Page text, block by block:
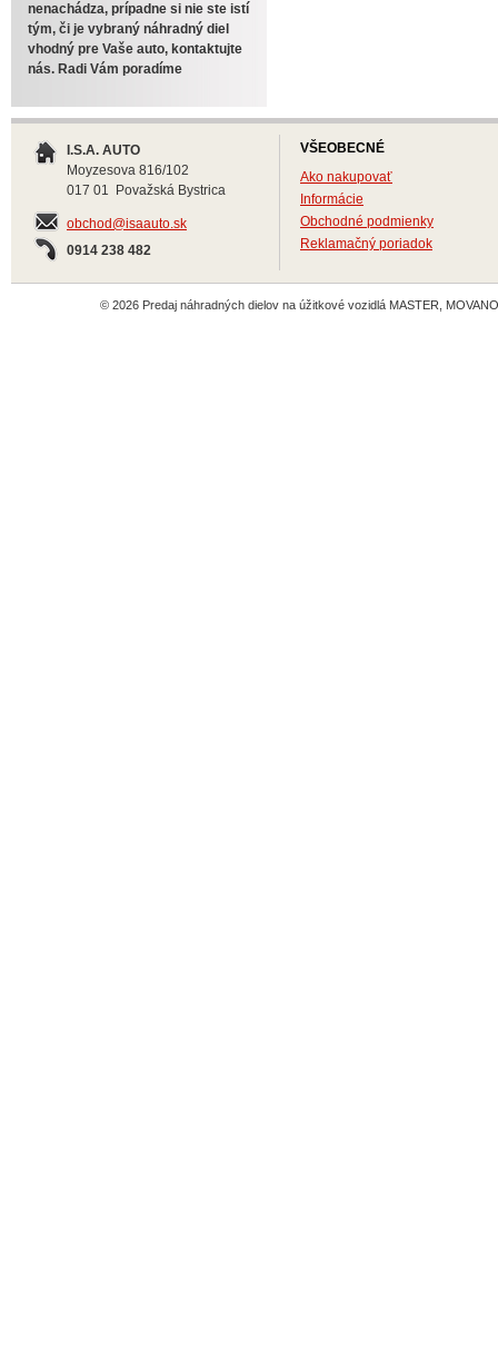
nenachádza, prípadne si nie ste istí
tým, či je vybraný náhradný diel
vhodný pre Vaše auto, kontaktujte
nás. Radi Vám poradíme
I.S.A. AUTO
Moyzesova 816/102
017 01 Považská Bystrica
obchod@isaauto.sk
0914 238 482
VŠEOBECNÉ
Ako nakupovať
Informácie
Obchodné podmienky
Reklamačný poriadok
© 2026 Predaj náhradných dielov na úžitkové vozidlá MASTER,